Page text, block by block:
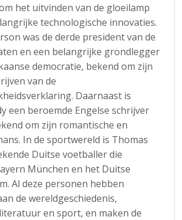
het uitvinden van de gloeilamp
technologische innovaties.
was de derde president van de
en een belangrijke grondlegger
democratie, bekend om zijn
van de
Daarnaast is
een beroemde Engelse schrijver
om zijn romantische en
In de sportwereld is Thomas
Duitse voetballer die
München en het Duitse
Al deze personen hebben
de wereldgeschiedenis,
en sport, en maken de